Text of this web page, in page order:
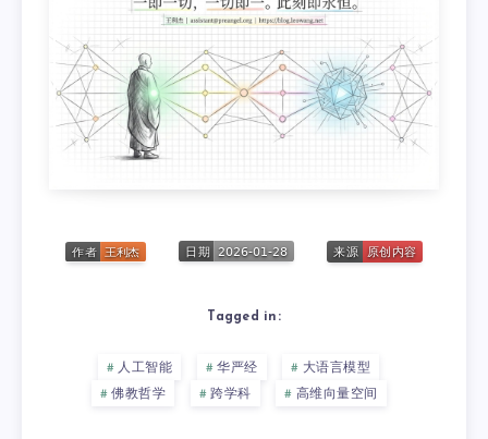
Tagged in:
人工智能 华严经
大语言模型
佛教哲学
跨学科 高维向量空间